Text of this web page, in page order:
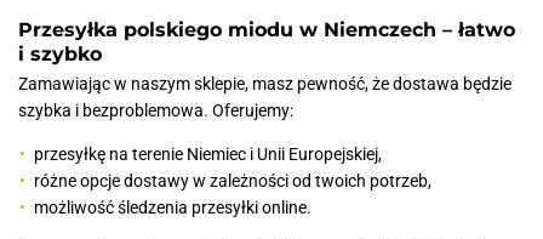
Przesyłka polskiego miodu w Niemczech – łatwo
i szybko
Zamawiając w naszym sklepie, masz pewność, że dostawa będzie
szybka i bezproblemowa. Oferujemy:
przesyłkę na terenie Niemiec i Unii Europejskiej,
różne opcje dostawy w zależności od twoich potrzeb,
możliwość śledzenia przesyłki online.